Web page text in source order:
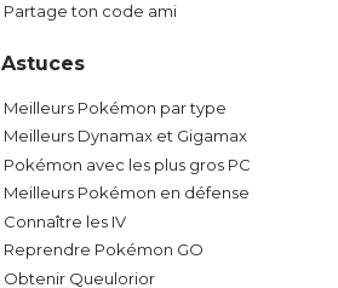
Partage ton code ami
Astuces
Meilleurs Pokémon par type
Meilleurs Dynamax et Gigamax
Pokémon avec les plus gros PC
Meilleurs Pokémon en défense
Connaître les IV
Reprendre Pokémon GO
Obtenir Queulorior